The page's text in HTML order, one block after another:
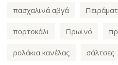
πασχαλινά αβγά
πορτοκάλι Πρωινό
ρολάκια κανέλας σάλτσες